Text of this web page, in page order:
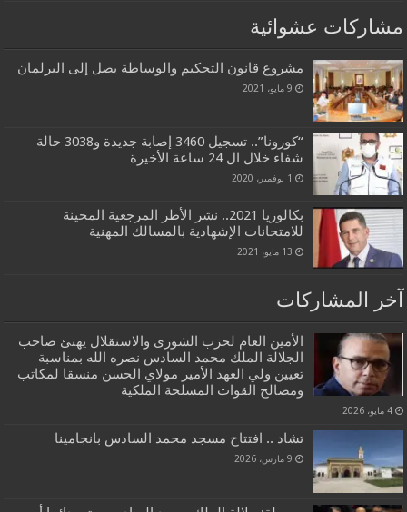
مشاركات عشوائية
مشروع قانون التحكيم والوساطة يصل إلى البرلمان
9 مايو، 2021
“كورونا”.. تسجيل 3460 إصابة جديدة و3038 حالة
شفاء خلال ال 24 ساعة الأخيرة
1 نوفمبر، 2020
بكالوريا 2021.. نشر الأطر المرجعية المحينة
للامتحانات الإشهادية بالمسالك المهنية
13 مايو، 2021
آخر المشاركات
الأمين العام لحزب الشورى والاستقلال يهنئ صاحب
الجلالة الملك محمد السادس نصره الله بمناسبة
تعيين ولي العهد الأمير مولاي الحسن منسقا لمكاتب
ومصالح القوات المسلحة الملكية
4 مايو، 2026
تشاد .. افتتاح مسجد محمد السادس بانجامينا
9 مارس، 2026